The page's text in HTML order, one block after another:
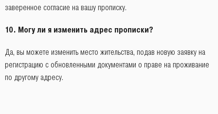
заверенное согласие на вашу прописку.
10. Могу ли я изменить адрес прописки?
Да, вы можете изменить место жительства, подав новую заявку на
регистрацию с обновленными документами о праве на проживание
по другому адресу.